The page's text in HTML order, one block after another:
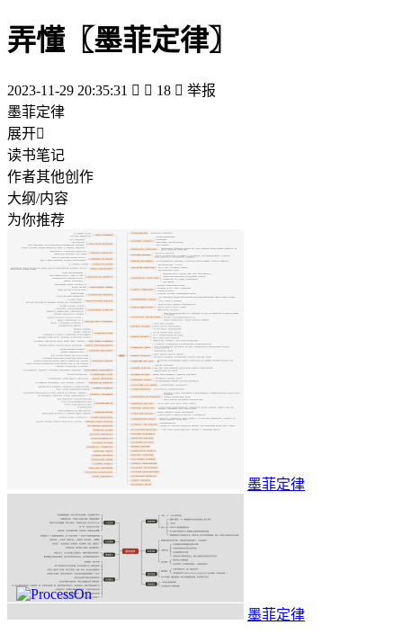
弄懂〖墨菲定律〗
2023-11-29 20:35:31   18  举报
墨菲定律
展开
读书笔记
作者其他创作
大纲/内容
为你推荐
墨菲定律
墨菲定律